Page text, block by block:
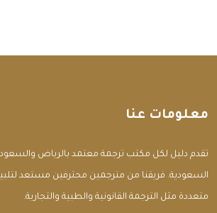
معلومات عنا
تقدم دليل لكل مكتب ترجمة معتمد بالرياض
السعودية. فريقنا من مترجمين محترفين مستعد
متعددة مثل الترجمة القانونية والطبية والتجارية.